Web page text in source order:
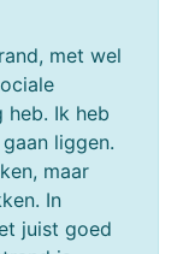
met wel
heb. Ik heb
liggen.
maar
In
juist goed